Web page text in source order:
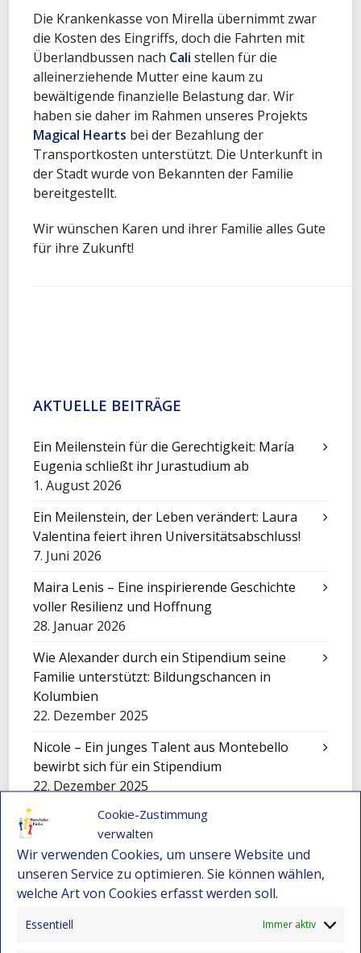
Cookie-Zustimmung
verwalten
Wir verwenden Cookies, um unsere Website und
unseren Service zu optimieren. Sie können wählen,
welche Art von Cookies erfasst werden soll.
Essentiell Immer aktiv
Die Krankenkasse von Mirella übernimmt zwar
die Kosten des Eingriffs, doch die Fahrten mit
Überlandbussen nach Cali stellen für die
alleinerziehende Mutter eine kaum zu
bewältigende finanzielle Belastung dar. Wir
haben sie daher im Rahmen unseres Projekts
Magical Hearts bei der Bezahlung der
Transportkosten unterstützt. Die Unterkunft in
der Stadt wurde von Bekannten der Familie
bereitgestellt.
Wir wünschen Karen und ihrer Familie alles Gute
für ihre Zukunft!
AKTUELLE BEITRÄGE
Ein Meilenstein für die Gerechtigkeit: María
Eugenia schließt ihr Jurastudium ab
1. August 2026
Ein Meilenstein, der Leben verändert: Laura
Valentina feiert ihren Universitätsabschluss!
7. Juni 2026
Maira Lenis – Eine inspirierende Geschichte
voller Resilienz und Hoffnung
28. Januar 2026
Wie Alexander durch ein Stipendium seine
Familie unterstützt: Bildungschancen in
Kolumbien
22. Dezember 2025
Nicole – Ein junges Talent aus Montebello
bewirbt sich für ein Stipendium
22. Dezember 2025
Darwin Bravo – Vom Landleben zur
Leidenschaft für Computer
22. Dezember 2025
Wenn Kunst den Schmerz berührt